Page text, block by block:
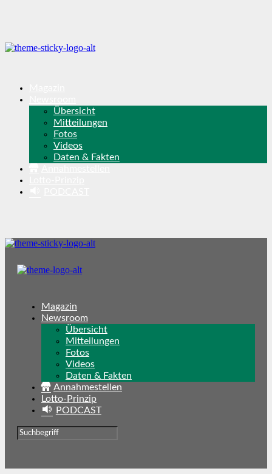
Übersicht
Mitteilungen
Fotos
Videos
Daten & Fakten
Magazin
Newsroom
Übersicht
Mitteilungen
Fotos
Videos
Daten & Fakten
Annahmestellen
Lotto-Prinzip
PODCAST